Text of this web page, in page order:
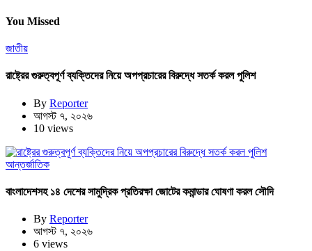
You Missed
জাতীয়
রাষ্ট্রের গুরুত্বপূর্ণ ব্যক্তিদের নিয়ে অপপ্রচারের বিরুদ্ধে সতর্ক করল পুলিশ
By Reporter
আগস্ট ৭, ২০২৬
10 views
আন্তর্জাতিক
বাংলাদেশসহ ১৪ দেশের সামুদ্রিক প্রতিরক্ষা জোটের কমান্ডার ঘোষণা করল সৌদি
By Reporter
আগস্ট ৭, ২০২৬
6 views